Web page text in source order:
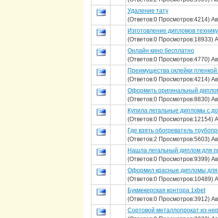
Удаление тату
(Ответов:0 Просмотров:4214)
Изготовление дипломов
(Ответов:0 Просмотров:18933)
Онлайн кино бесплатно
(Ответов:0 Просмотров:4770)
Преимущества оклейки
(Ответов:0 Просмотров:4214)
Оформить оригинальный
(Ответов:0 Просмотров:8830)
Купила легальные дипломы с
(Ответов:0 Просмотров:12154)
Где взять обогреватель
(Ответов:2 Просмотров:5603)
Нашла легальный диплом для
(Ответов:0 Просмотров:9399)
Оформил красные дипломы для
(Ответов:0 Просмотров:10489)
Букмекерская контора 1xbet
(Ответов:0 Просмотров:3912)
Сортовой металлопрокат из